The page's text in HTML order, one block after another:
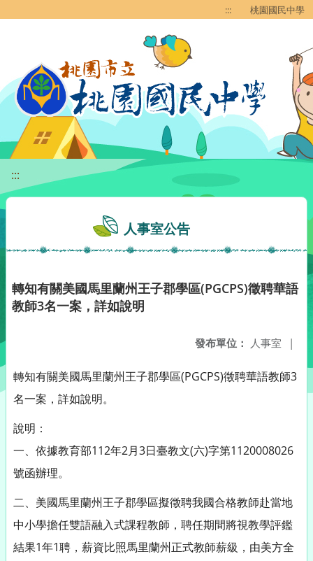
::: 桃園國民中學
:::
人事室公告
轉知有關美國馬里蘭州王子郡學區(PGCPS)徵聘華語
教師3名一案，詳如說明
發布單位： 人事室 |
轉知有關美國馬里蘭州王子郡學區(PGCPS)徵聘華語教師3
名一案，詳如說明。
說明：
一、依據教育部112年2月3日臺教文(六)字第1120008026
號函辦理。
二、美國馬里蘭州王子郡學區擬徵聘我國合格教師赴當地
中小學擔任雙語融入式課程教師，聘任期間將視教學評鑑
結果1年1聘，薪資比照馬里蘭州正式教師薪級，由美方全